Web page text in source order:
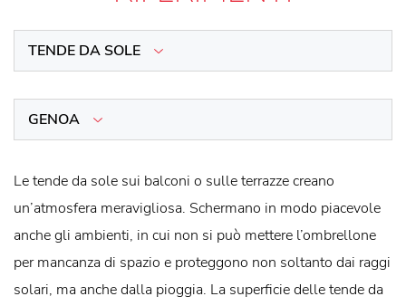
TENDE DA SOLE
GENOA
Le tende da sole sui balconi o sulle terrazze creano
un’atmosfera meravigliosa. Schermano in modo piacevole
anche gli ambienti, in cui non si può mettere l’ombrellone
per mancanza di spazio e proteggono non soltanto dai raggi
solari, ma anche dalla pioggia. La superficie delle tende da